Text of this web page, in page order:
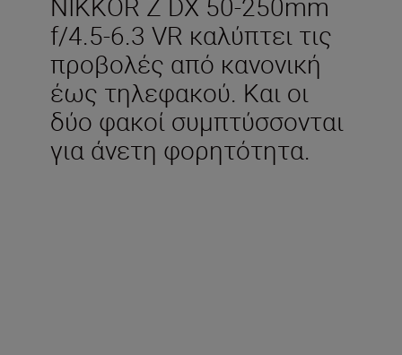
f/4.5-6.3 VR καλύπτει τις
προβολές από κανονική
έως τηλεφακού. Και οι
δύο φακοί συμπτύσσονται
για άνετη φορητότητα.